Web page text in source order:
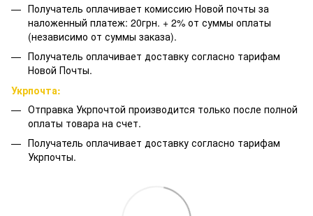
Получатель оплачивает комиссию Новой почты за
наложенный платеж: 20грн. + 2% от суммы оплаты
(независимо от суммы заказа).
Получатель оплачивает доставку согласно тарифам
Новой Почты.
Укрпочта:
Отправка Укрпочтой производится только после полной
оплаты товара на счет.
Получатель оплачивает доставку согласно тарифам
Укрпочты.